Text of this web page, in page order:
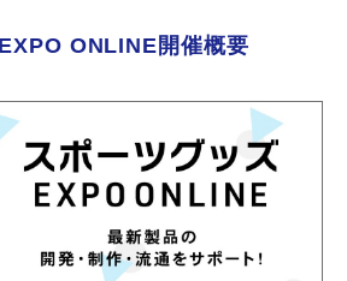
ONLINE開催概要